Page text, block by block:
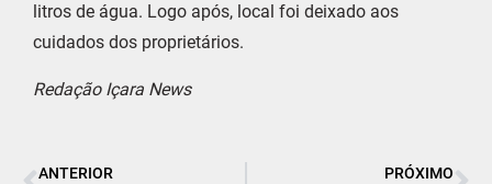
litros de água. Logo após, local foi deixado aos
cuidados dos proprietários.
Redação Içara News
ANTERIOR PRÓXIMO